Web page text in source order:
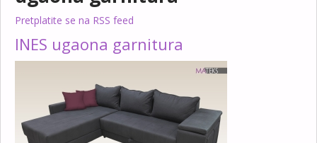
Pretplatite se na RSS feed
INES ugaona garnitura